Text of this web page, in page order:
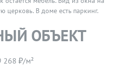
церковь. В доме есть паркинг.
ОБЪЕКТ
268 ₽/м²